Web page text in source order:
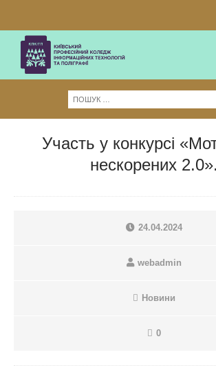
Участь у конкурсі
нескорених 2.0».
24.04.2024
webadmin
Новини
0